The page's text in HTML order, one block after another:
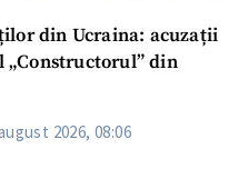
din Ucraina: acuzații
din
2026, 08:06